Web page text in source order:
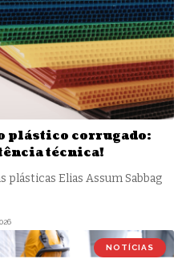
plástico corrugado:
técnica!
plásticas Elias Assum Sabbag
NOTÍCIAS